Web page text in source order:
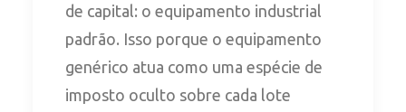
de capital: o equipamento industrial
padrão. Isso porque o equipamento
genérico atua como uma espécie de
imposto oculto sobre cada lote